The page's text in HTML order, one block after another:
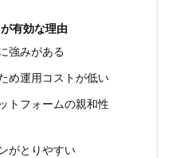
有効な理由
強みがある
め運用コストが低い
トフォームの親和性
がとりやすい